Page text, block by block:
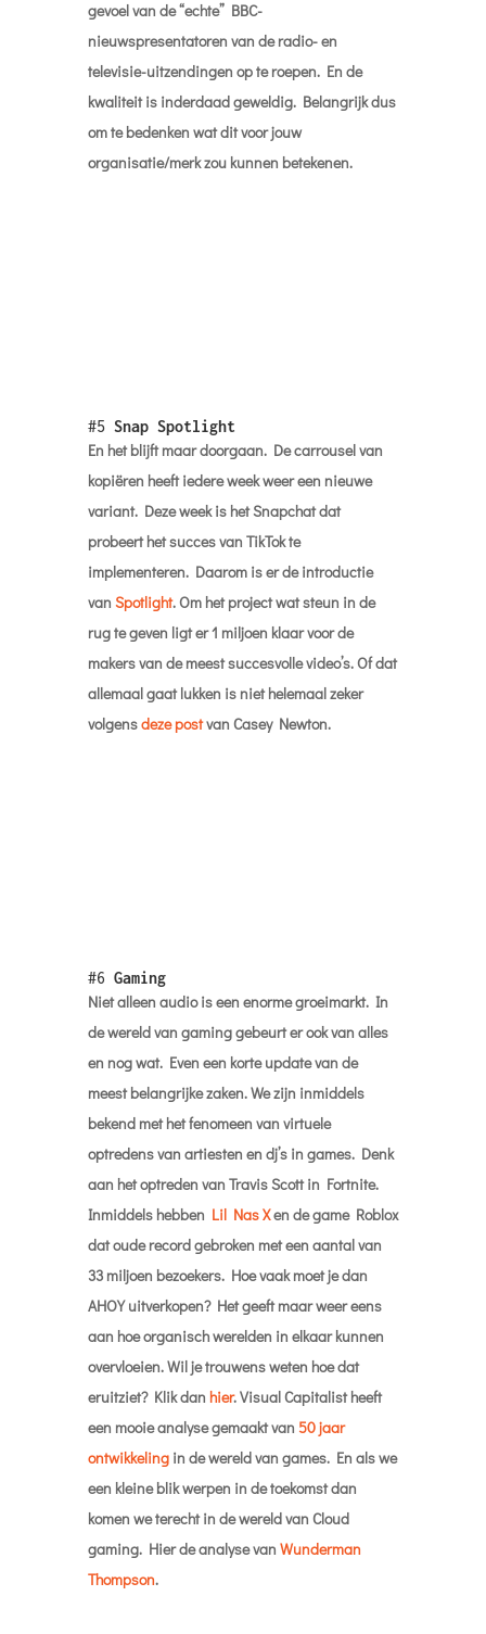
organisatie/merk zou kunnen betekenen.
Snap Spotlight
En het blijft maar doorgaan. De carrousel van
kopiëren heeft iedere week weer een nieuwe
volgensdeze postvan Casey Newton.
#6Gaming
Niet alleen audio is een enorme groeimarkt. In
de wereld van gaming gebeurt er ook van alles
33 miljoen bezoekers. Hoe vaak moet je dan
AHOY uitverkopen? Het geeft maar weer eens
aan hoe organisch werelden in elkaar kunnen
overvloeien. Wil je trouwens weten hoe dat
eruitziet? Klik danhier. Visual Capitalist heeft
een mooie analyse gemaakt van50 jaar
ontwikkelingin de wereld van games. En als we
een kleine blik werpen in de toekomst dan
komen we terecht in de wereld van Cloud
gaming. Hier de analyse vanWunderman
Thompson .
#7 PORTL
Stel je eens voor dat je in je woonkamer zit en je
wilt naar Elvis luisteren. Maar dan niet alleen
een soundfile of video maar gewoon echt. Je wilt
hem zien! Dus je gaat naar je 2 meter lange
PORTL